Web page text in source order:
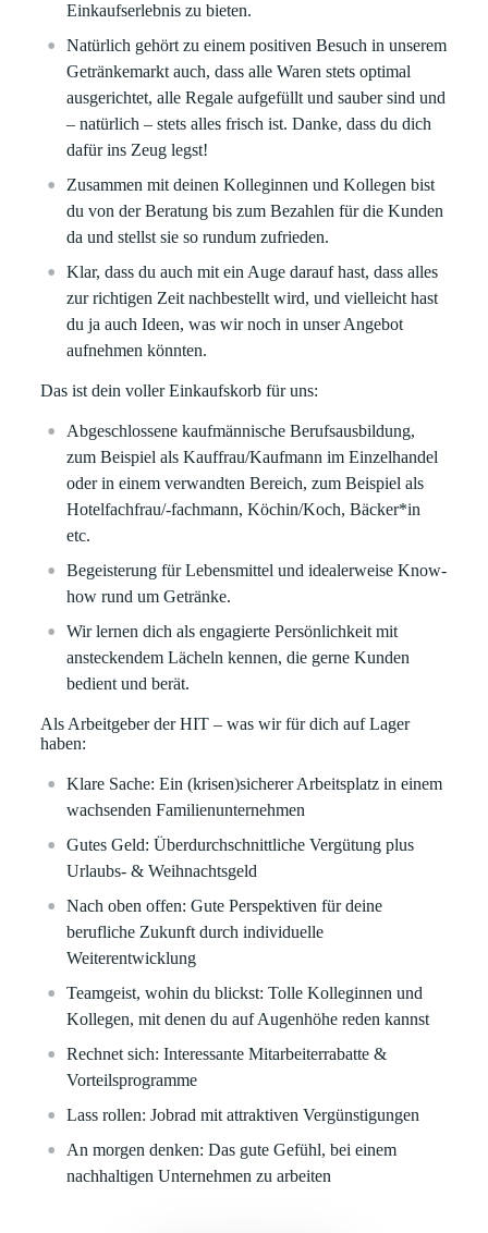
Einkaufserlebnis zu bieten.
Natürlich gehört zu einem positiven Besuch in unserem
Getränkemarkt auch, dass alle Waren stets optimal
ausgerichtet, alle Regale aufgefüllt und sauber sind und
– natürlich – stets alles frisch ist. Danke, dass du dich
dafür ins Zeug legst!
Zusammen mit deinen Kolleginnen und Kollegen bist
du von der Beratung bis zum Bezahlen für die Kunden
da und stellst sie so rundum zufrieden.
Klar, dass du auch mit ein Auge darauf hast, dass alles
zur richtigen Zeit nachbestellt wird, und vielleicht hast
du ja auch Ideen, was wir noch in unser Angebot
aufnehmen könnten.
Das ist dein voller Einkaufskorb für uns:
Abgeschlossene kaufmännische Berufsausbildung,
zum Beispiel als Kauffrau/Kaufmann im Einzelhandel
oder in einem verwandten Bereich, zum Beispiel als
Hotelfachfrau/-fachmann, Köchin/Koch, Bäcker*in
etc.
Begeisterung für Lebensmittel und idealerweise Know-
how rund um Getränke.
Wir lernen dich als engagierte Persönlichkeit mit
ansteckendem Lächeln kennen, die gerne Kunden
bedient und berät.
Als Arbeitgeber der HIT – was wir für dich auf Lager
haben:
Klare Sache:Ein (krisen)sicherer Arbeitsplatz in einem
wachsenden Familienunternehmen
Gutes Geld:Überdurchschnittliche Vergütung plus
Urlaubs- & Weihnachtsgeld
Nach oben offen:Gute Perspektiven für deine
berufliche Zukunft durch individuelle
Weiterentwicklung
Teamgeist, wohin du blickst:Tolle Kolleginnen und
Kollegen, mit denen du auf Augenhöhe reden kannst
Rechnet sich:Interessante Mitarbeiterrabatte &
Vorteilsprogramme
Lass rollen:Jobrad mit attraktiven Vergünstigungen
An morgen denken:Das gute Gefühl, bei einem
nachhaltigen Unternehmen zu arbeiten